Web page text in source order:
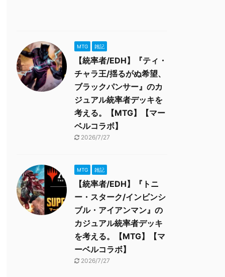
MTG 雑記
【統率者/EDH】『ティ・
チャラ王/揺るがぬ希望、
ブラックパンサー』のカ
ジュアル統率者デッキを
考える。【MTG】【マー
ベルコラボ】
2026/7/27
MTG 雑記
【統率者/EDH】『トニ
ー・スターク/インビンシ
ブル・アイアンマン』の
カジュアル統率者デッキ
を考える。【MTG】【マ
ーベルコラボ】
2026/7/27